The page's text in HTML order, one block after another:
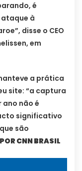
é
à
disse o CEO
em
a prática
site: “a captura
ano não é
significativo
são
POR CNN BRASIL